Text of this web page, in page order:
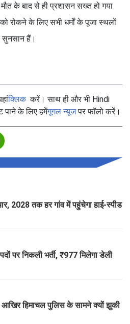
के बाद से ही प्रशासन सख्त हो गया
रोकने के लिए सभी धर्मों के पूजा स्थलों
सुनसान हैं।
क्लिककरें। साथ ही और भी Hindi
पाने के लिए हमेंगूगल न्यूजपर फॉलो करें।
2028 तक हर गांव में पहुंचेगा हाई-स्पीड
पर निकली भर्ती, ₹977 मिलेगा डेली
आखिर हिमाचल पुलिस के सामने क्यों झुकी